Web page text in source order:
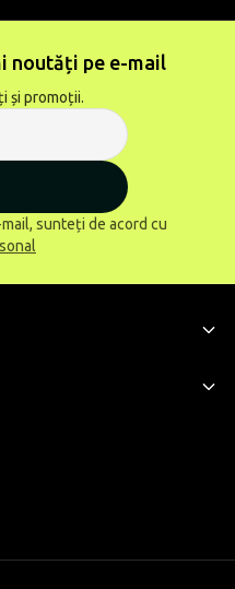
noutăți pe e-mail
și promoții.
sunteți de acord cu